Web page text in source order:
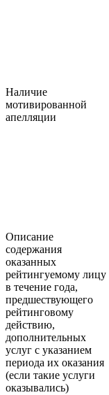
Наличие
мотивированной
апелляции
Описание
содержания
оказанных
рейтингуемому лицу
в течение года,
предшествующего
рейтинговому
действию,
дополнительных
услуг с указанием
периода их оказания
(если такие услуги
оказывались)